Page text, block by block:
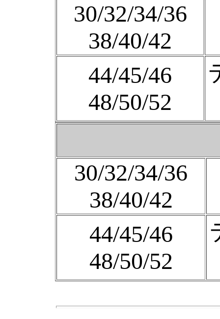
30/32/34/36
38/40/42
44/45/46
48/50/52
30/32/34/36
38/40/42
44/45/46
48/50/52